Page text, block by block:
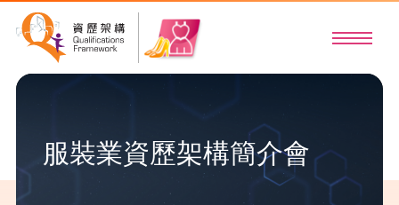
服裝業資歷架構簡介會